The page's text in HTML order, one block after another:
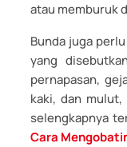
atau memburuk
Bunda juga
yang
pernapasan,
kaki, dan
selengkapnya
Cara